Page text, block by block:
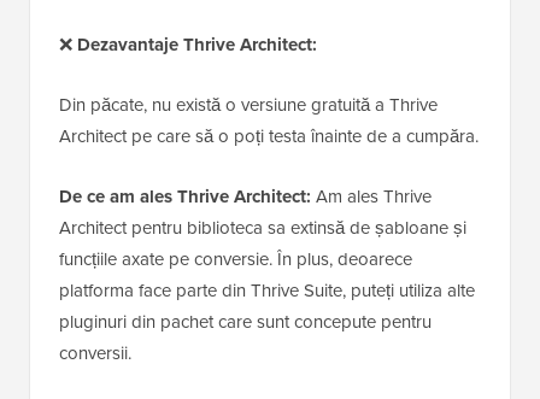
❌ Dezavantaje Thrive Architect:
Din păcate, nu există o versiune gratuită a Thrive
Architect pe care să o poți testa înainte de a cumpăra.
De ce am ales Thrive Architect: Am ales Thrive
Architect pentru biblioteca sa extinsă de șabloane și
funcțiile axate pe conversie. În plus, deoarece
platforma face parte din Thrive Suite, puteți utiliza alte
pluginuri din pachet care sunt concepute pentru
conversii.